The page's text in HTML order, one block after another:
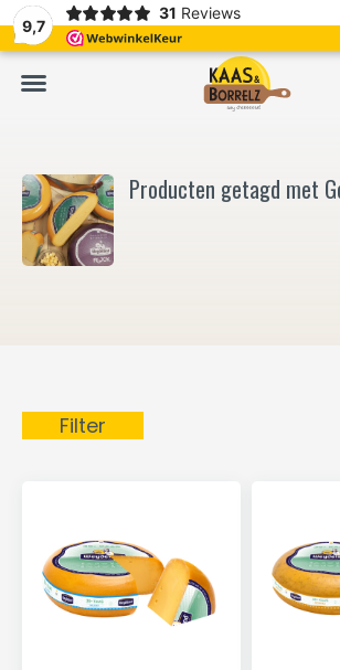
9,7
31 Reviews
Vers van het mes en gevacumeerd
Producten getagd met
Filter